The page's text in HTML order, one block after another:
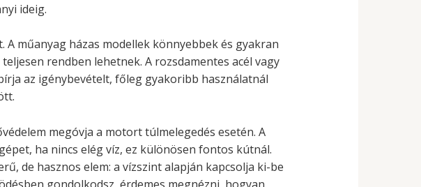
ideig.
A műanyag házas modellek könnyebbek és gyakran
rendben lehetnek. A rozsdamentes acél vagy
az igénybevételt, főleg gyakoribb használatnál
megóvja a motort túlmelegedés esetén. A
ha nincs elég víz, ez különösen fontos kútnál.
de hasznos elem: a vízszint alapján kapcsolja ki-be